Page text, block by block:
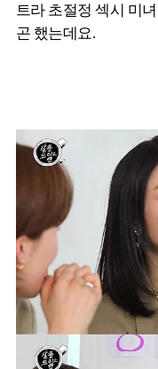
트라 초절정 섹시 미
곤 했는데요.